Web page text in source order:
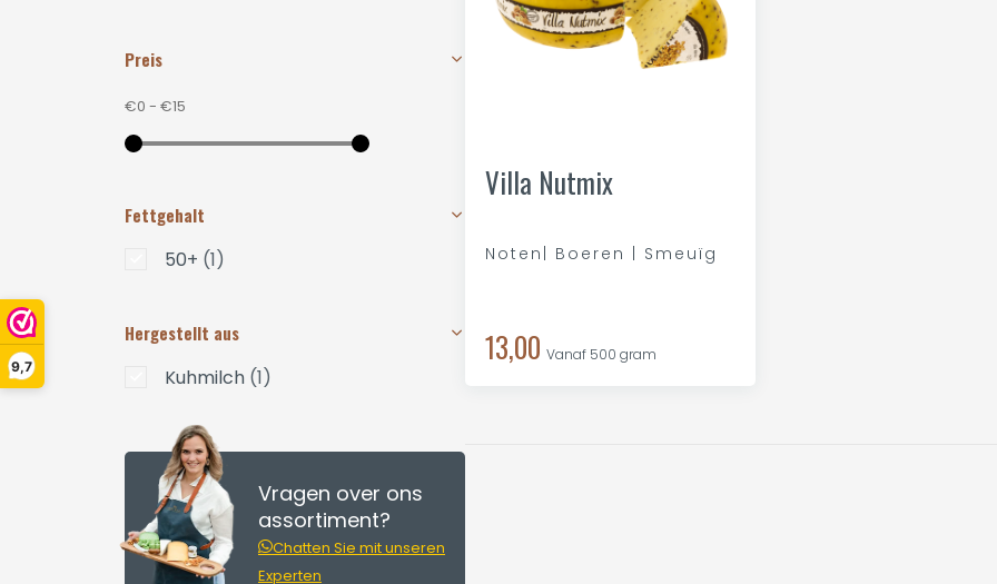
9,7
Villa Nutmix
Noten| Boeren | Smeuïg
13,00 Vanaf 500 gram
Preis
€0 - €15
Fettgehalt
50+ (1)
Hergestellt aus
Kuhmilch (1)
Vragen over ons
assortiment?
Chatten Sie mit unseren
Experten